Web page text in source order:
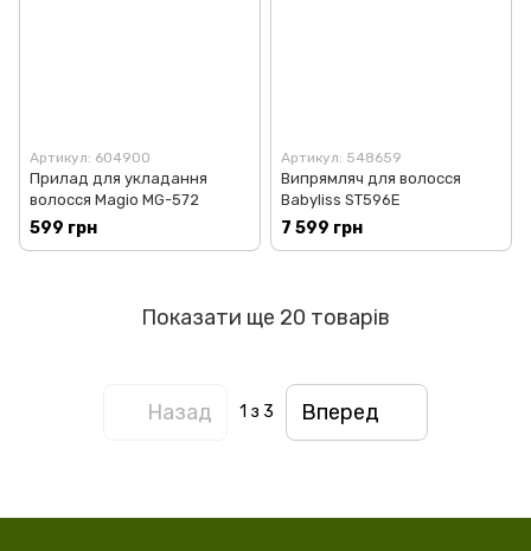
Артикул: 604900
Прилад для укладання
волосся Magio MG-572
599 грн
Артикул: 548659
Випрямляч для волосся
Babyliss ST596E
7 599 грн
Показати ще 20 товарів
Назад 1 з 3 Вперед